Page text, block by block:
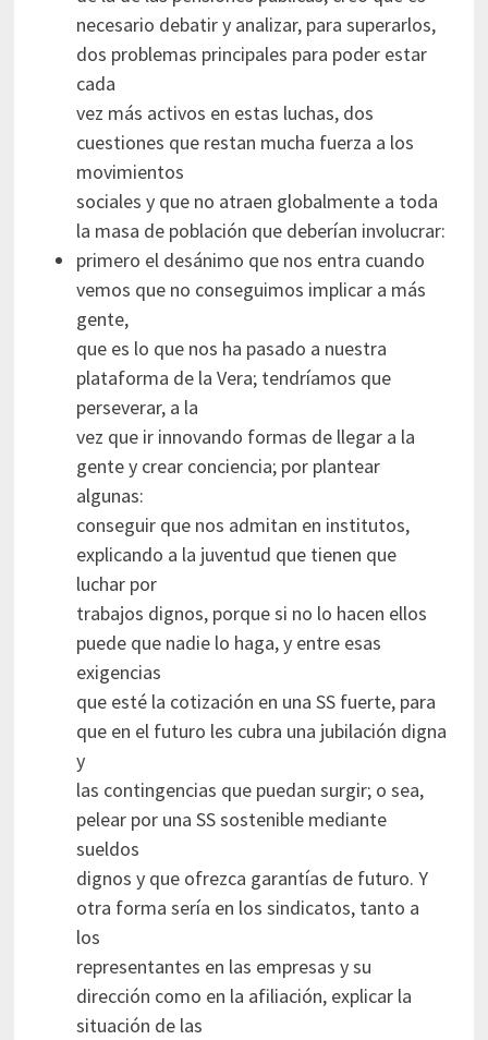
necesario debatir y analizar, para superarlos,
dos problemas principales para poder estar
cada
vez más activos en estas luchas, dos
cuestiones que restan mucha fuerza a los
movimientos
sociales y que no atraen globalmente a toda
la masa de población que deberían involucrar:
primero el desánimo que nos entra cuando
vemos que no conseguimos implicar a más
gente,
que es lo que nos ha pasado a nuestra
plataforma de la Vera; tendríamos que
perseverar, a la
vez que ir innovando formas de llegar a la
gente y crear conciencia; por plantear
algunas:
conseguir que nos admitan en institutos,
explicando a la juventud que tienen que
luchar por
trabajos dignos, porque si no lo hacen ellos
puede que nadie lo haga, y entre esas
exigencias
que esté la cotización en una SS fuerte, para
que en el futuro les cubra una jubilación digna
y
las contingencias que puedan surgir; o sea,
pelear por una SS sostenible mediante
sueldos
dignos y que ofrezca garantías de futuro. Y
otra forma sería en los sindicatos, tanto a
los
representantes en las empresas y su
dirección como en la afiliación, explicar la
situación de las